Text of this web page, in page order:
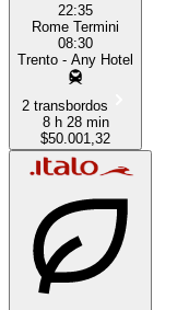
22:35
Rome Termini
08:30
Trento - Any Hotel
2 transbordos
8 h 28 min
$50.001,32